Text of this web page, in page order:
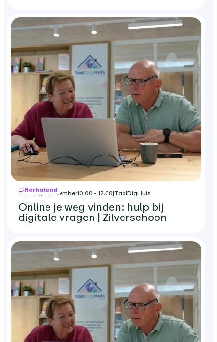
Herhalend
dinsdag 3 november10.00 - 12.00|TaalDigiHuis
Online je weg vinden: hulp bij
digitale vragen | Zilverschoon